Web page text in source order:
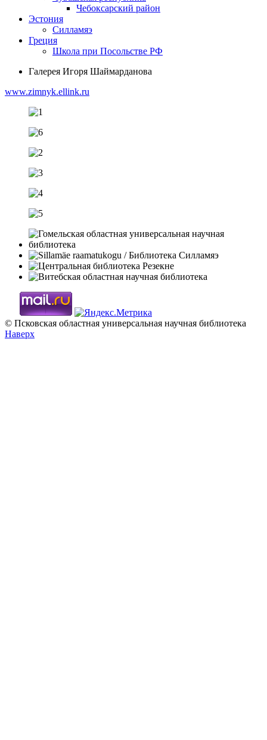
Чебоксарский район
Эстония
Силламяэ
Греция
Школа при Посольстве РФ
Галерея Игоря Шаймарданова
www.zimnyk.ellink.ru
© Псковская областная универсальная научная библиотека
Наверх